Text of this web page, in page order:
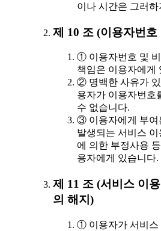
이나 시간은 그러
제 10 조 (이용자번호
① 이용자번호 및 비
책임은 이용자에게
② 명백한 사유가 있
용자가 이용자번호
수 없습니다.
③ 이용자에게 부여
발생되는 서비스
에 의한 부정사용
용자에게 있습니다.
제 11 조 (서비스 이
의 해지)
① 이용자가 서비스